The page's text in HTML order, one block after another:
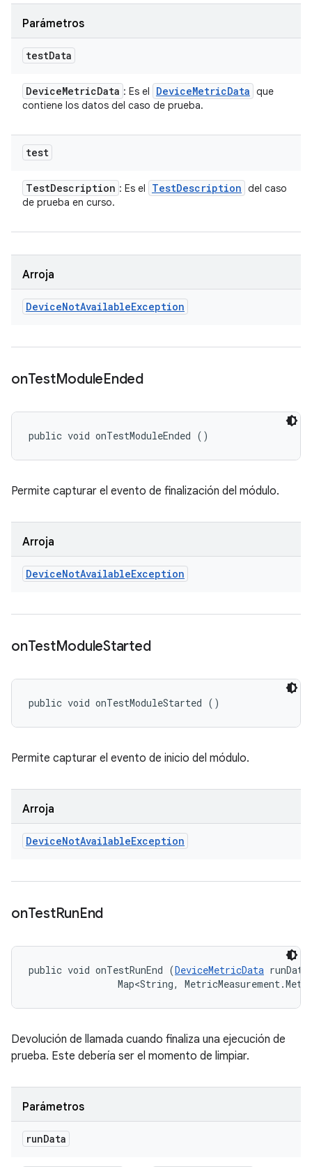
Parámetros
testData
DeviceMetricData : Es el DeviceMetricData que
contiene los datos del caso de prueba.
test
TestDescription : Es el TestDescription del caso
de prueba en curso.
Arroja
DeviceNotAvailableException
onTestModuleEnded
public void onTestModuleEnded ()
Permite capturar el evento de finalización del módulo.
Arroja
DeviceNotAvailableException
onTestModuleStarted
public void onTestModuleStarted ()
Permite capturar el evento de inicio del módulo.
Arroja
DeviceNotAvailableException
onTestRunEnd
public void onTestRunEnd (DeviceMetricData
Map<String,
Devolución de llamada cuando finaliza una ejecución de
prueba. Este debería ser el momento de limpiar.
Parámetros
runData